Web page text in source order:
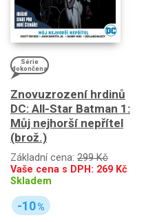
Série
dokončena
Znovuzrození hrdinů
DC: All-Star Batman 1:
Můj nejhorší nepřítel
(brož.)
Základní cena: 299 Kč
Vaše cena s DPH: 269 Kč
Skladem
-10%